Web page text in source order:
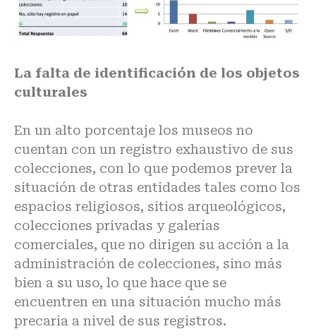
La falta de identificación de los objetos
culturales
En un alto porcentaje los museos no
cuentan con un registro exhaustivo de sus
colecciones, con lo que podemos prever la
situación de otras entidades tales como los
espacios religiosos, sitios arqueológicos,
colecciones privadas y galerías
comerciales, que no dirigen su acción a la
administración de colecciones, sino más
bien a su uso, lo que hace que se
encuentren en una situación mucho más
precaria a nivel de sus registros.